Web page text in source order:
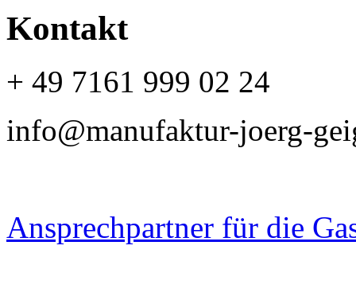
Kontakt
+ 49 7161 999 02 24
info@manufaktur-joerg-
Ansprechpartner für die